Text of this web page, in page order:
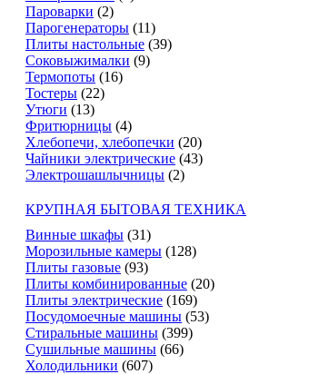
Пароварки (2)
Парогенераторы (11)
Плиты настольные (39)
Соковыжималки (9)
Термопоты (16)
Тостеры (22)
Утюги (13)
Фритюрницы (4)
Хлебопечи, хлебопечки (20)
Чайники электрические (43)
Электрошашлычницы (2)
КРУПНАЯ БЫТОВАЯ ТЕХНИКА
Винные шкафы (31)
Морозильные камеры (128)
Плиты газовые (93)
Плиты комбинированные (20)
Плиты электрические (169)
Посудомоечные машины (53)
Стиральные машины (399)
Сушильные машины (66)
Холодильники (607)